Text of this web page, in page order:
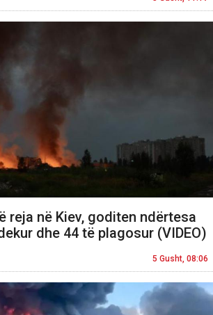
reja në Kiev, goditen ndërtesa
dhe 44 të plagosur (VIDEO)
5 Gusht, 08:06